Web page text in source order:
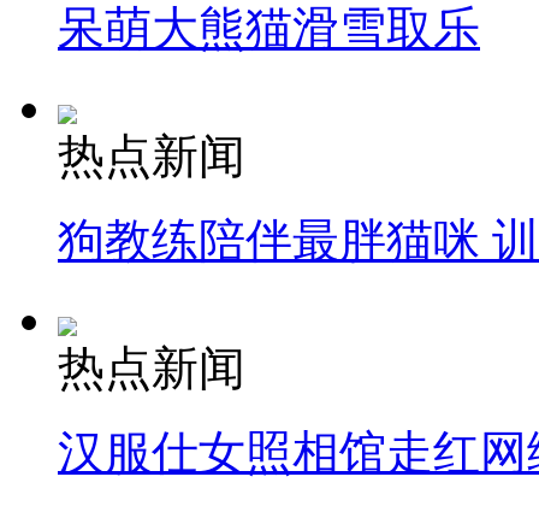
呆萌大熊猫滑雪取乐
热点新闻
狗教练陪伴最胖猫咪
热点新闻
汉服仕女照相馆走红网